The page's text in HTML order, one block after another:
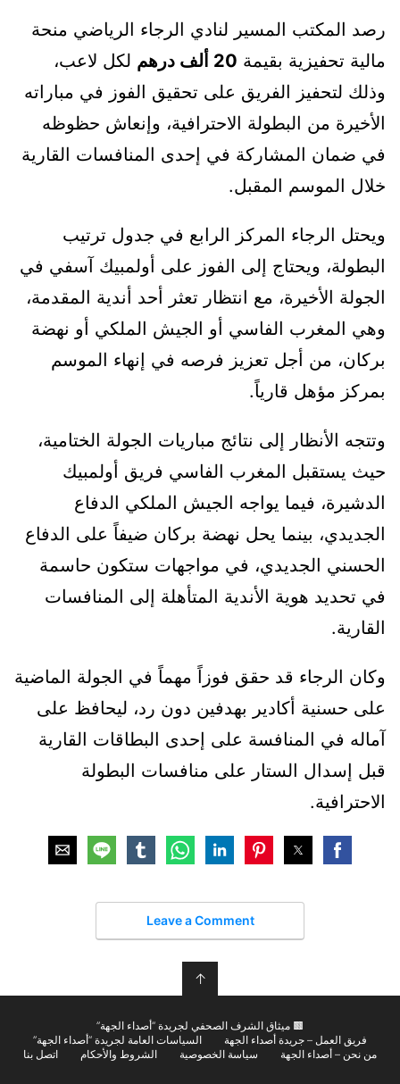
رصد المكتب المسير لنادي الرجاء الرياضي منحة
مالية تحفيزية بقيمة 20 ألف درهم
لكل لاعب،
وذلك لتحفيز الفريق على تحقيق الفوز في مباراته
الأخيرة من البطولة الاحترافية، وإنعاش حظوظه
في ضمان المشاركة في إحدى المنافسات القارية
خلال الموسم المقبل.
ويحتل الرجاء المركز الرابع في جدول ترتيب
البطولة، ويحتاج إلى الفوز على أولمبيك آسفي في
الجولة الأخيرة، مع انتظار تعثر أحد أندية المقدمة،
وهي المغرب الفاسي أو الجيش الملكي أو نهضة
بركان، من أجل تعزيز فرصه في إنهاء الموسم
بمركز مؤهل قارياً.
وتتجه الأنظار إلى نتائج مباريات الجولة الختامية،
حيث يستقبل المغرب الفاسي فريق أولمبيك
الدشيرة، فيما يواجه الجيش الملكي الدفاع
الجديدي، بينما يحل نهضة بركان ضيفاً على الدفاع
الحسني الجديدي، في مواجهات ستكون حاسمة
في تحديد هوية الأندية المتأهلة إلى المنافسات
القارية.
وكان الرجاء قد حقق فوزاً مهماً في الجولة الماضية
على حسنية أكادير بهدفين دون رد، ليحافظ على
آماله في المنافسة على إحدى البطاقات القارية
قبل إسدال الستار على منافسات البطولة
الاحترافية.
Leave a Comment
↑
🟫 ميثاق الشرف الصحفي لجريدة “أصداء الجهة”
فريق العمل – جريدة أصداء الجهة
السياسات العامة لجريدة “أصداء الجهة”
من نحن – أصداء الجهة
سياسة الخصوصية الشروط والأحكام اتصل بنا